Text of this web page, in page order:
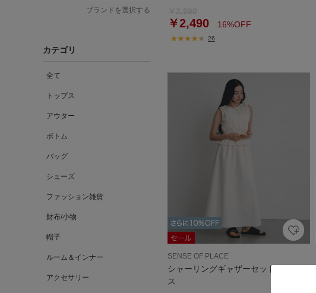
ブランドを選択する
カテゴリ
全て
トップス
アウター
ボトム
バッグ
シューズ
ファッション雑貨
財布/小物
帽子
ルーム＆インナー
アクセサリー
￥2,490 16%OFF
26
SENSE OF PLACE
シャーリングギャザーセットワンピー
ス